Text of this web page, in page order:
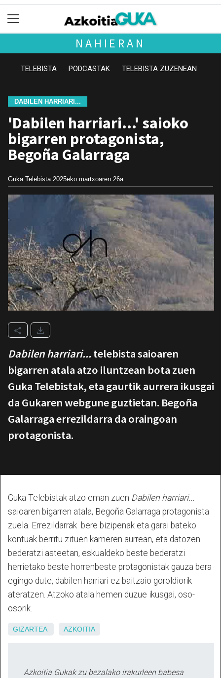
NAHIERAN
TELEBISTA PODCASTAK TELEBISTA ZUZENEAN
DABILEN HARRIARI...
'Dabilen harriari...' saioko
bigarren protagonista,
Begoña Galarraga
Guka Telebista 2025eko martxoaren 26a
Dabilen harriari... telebista saioaren
bigarren atala atzo iluntzean bota zuen
Guka Telebistak, eta gaurtik aurrera ikusgai
da Gukaren webgune guztietan. Begoña
Galarraga errezildarra da oraingoan
protagonista.
Guka Telebistak atzo eman zuen Dabilen harriari...
saioaren bigarren atala, Begoña Galarraga protagonista
zuela. Errezildarrak bere bizipenak eta garai bateko
kontuak berritu zituen kameren aurrean, eta datozen
bederatzi asteetan, eskualdeko beste bederatzi
herrietako beste horrenbeste protagonistak gauza bera
egingo dute, dabilen harriari ez baitzaio goroldiorik
ateratzen. Atzoko atala hemen duzue ikusgai, oso-
osorik.
GIZARTEA AZKOITIA
Azkoitia Gukak zu bezalako irakurleen babesa